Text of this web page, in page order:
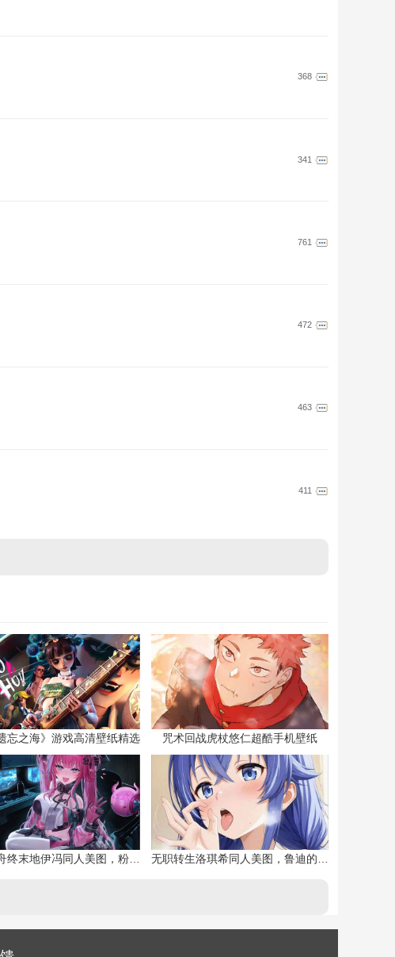
368
341
761
472
463
411
忘之海》游戏高清壁纸精选 咒术回战虎杖悠仁超酷手机壁纸
明日方舟终末地伊冯同人美图，粉毛恶魔伊冯 无职转生洛琪希同人美图，鲁迪的二老婆